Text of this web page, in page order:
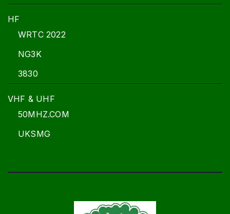
HF
WRTC 2022
NG3K
3830
VHF & UHF
50MHZ.COM
UKSMG